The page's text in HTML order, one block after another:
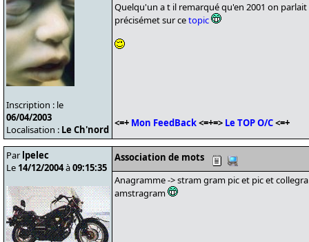
Inscription : le
06/04/2003
Localisation : Le Ch'nord
Quelqu'un a t il remarqué qu'en 2001 on
précisémet sur cetopic
<=+ Mon FeedBack<=+=> Le TOP O/C<=+
Par lpelec
Le 14/12/2004à09:15:35
Association de mots
Anagramme -> stram gram pic et pic et
amstragram